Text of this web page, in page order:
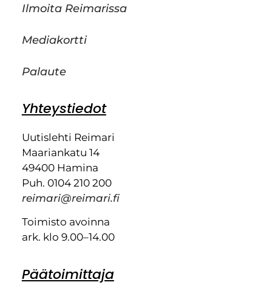
Ilmoita Reimarissa
Mediakortti
Palaute
Yhteystiedot
Uutislehti Reimari
Maariankatu 14
49400 Hamina
Puh. 0104 210 200
reimari@reimari.fi
Toimisto avoinna
ark. klo 9.00–14.00
Päätoimittaja